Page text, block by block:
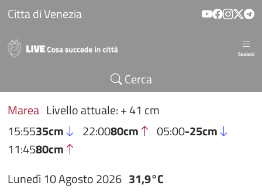
Salta al contenuto principale
Citta di Venezia
Sezioni
Cerca
Marea Livello attuale: + 41 cm
15:5535cm 22:0080cm 05:00-25cm
11:4580cm
Lunedì 10 Agosto 2026 31,9°C